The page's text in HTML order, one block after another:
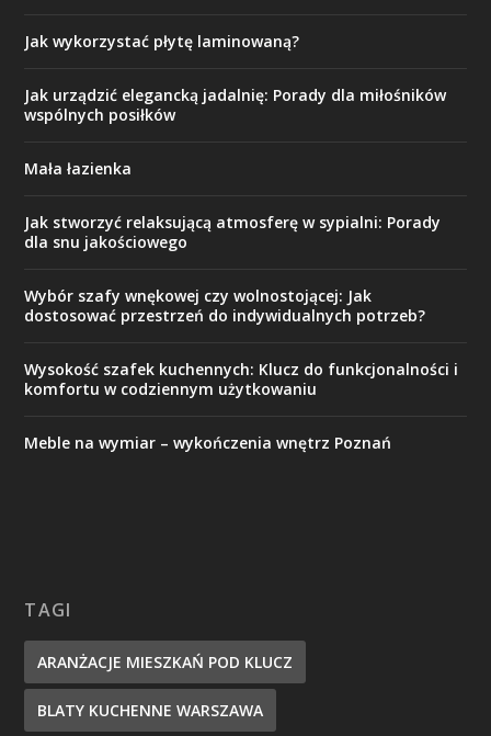
Jak wykorzystać płytę laminowaną?
Jak urządzić elegancką jadalnię: Porady dla miłośników
wspólnych posiłków
Mała łazienka
Jak stworzyć relaksującą atmosferę w sypialni: Porady
dla snu jakościowego
Wybór szafy wnękowej czy wolnostojącej: Jak
dostosować przestrzeń do indywidualnych potrzeb?
Wysokość szafek kuchennych: Klucz do funkcjonalności i
komfortu w codziennym użytkowaniu
Meble na wymiar – wykończenia wnętrz Poznań
TAGI
ARANŻACJE MIESZKAŃ POD KLUCZ
BLATY KUCHENNE WARSZAWA